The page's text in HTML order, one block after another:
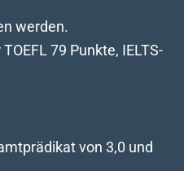
werden.
79 Punkte, IELTS-
von 3,0 und